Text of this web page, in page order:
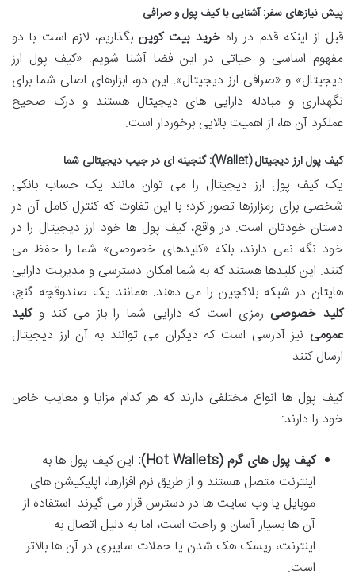
پیش نیازهای سفر: آشنایی با کیف پول و صرافی
قبل از اینکه قدم در راهخرید بیت کوین بگذاریم، لازم است با دو
مفهوم اساسی و حیاتی در این فضا آشنا شویم: «کیف پول ارز
دیجیتال» و «صرافی ارز دیجیتال». این دو، ابزارهای اصلی شما برای
نگهداری و مبادله دارایی های دیجیتال هستند و درک صحیح
عملکرد آن ها، از اهمیت بالایی برخوردار است.
کیف پول ارز دیجیتال (Wallet): گنجینه ای در جیب دیجیتالی شما
یک کیف پول ارز دیجیتال را می توان مانند یک حساب بانکی
شخصی برای رمزارزها تصور کرد؛ با این تفاوت که کنترل کامل آن در
دستان خودتان است. در واقع، کیف پول ها خود ارز دیجیتال را در
خود نگه نمی دارند، بلکه «کلیدهای خصوصی» شما را حفظ می
کنند. این کلیدها هستند که به شما امکان دسترسی و مدیریت دارایی
هایتان در شبکه بلاکچین را می دهند. همانند یک صندوقچه گنج،
کلید خصوصی رمزی است که دارایی شما را باز می کند وکلید
عمومی نیز آدرسی است که دیگران می توانند به آن ارز دیجیتال
ارسال کنند.
کیف پول ها انواع مختلفی دارند که هر کدام مزایا و معایب خاص
خود را دارند:
کیف پول های گرم (Hot Wallets):
این کیف پول ها به
اینترنت متصل هستند و از طریق نرم افزارها، اپلیکیشن های
موبایل یا وب سایت ها در دسترس قرار می گیرند. استفاده از
آن ها بسیار آسان و راحت است، اما به دلیل اتصال به
اینترنت، ریسک هک شدن یا حملات سایبری در آن ها بالاتر
است.